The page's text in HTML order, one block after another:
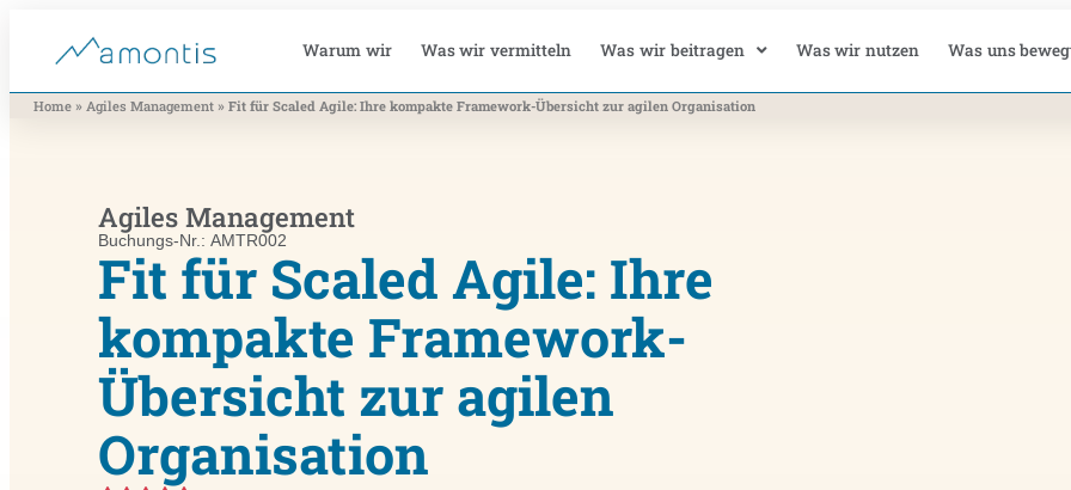
Warum wir Was wir vermitteln Was wir beitragen Was wir nutzen Was uns
Home » Agiles Management » Fit für Scaled Agile: Ihre kompakte Framework­-Übersicht zur agilen Organisation
Agiles Management
Buchungs-Nr.: AMTR002
Fit für Scaled Agile: Ihre
kompakte Framework­-
Übersicht zur agilen
Organisation